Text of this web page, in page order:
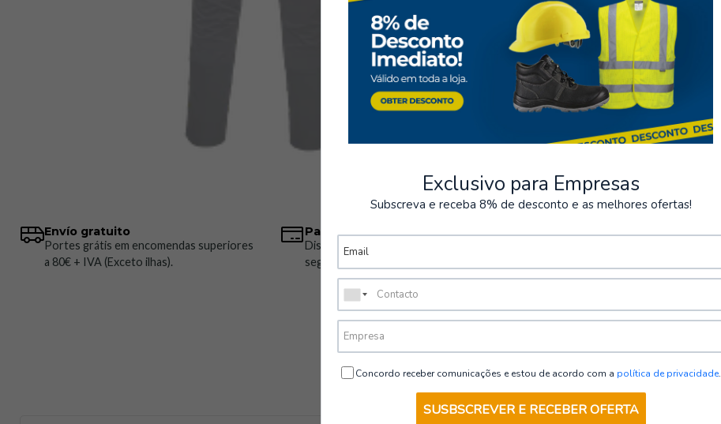
Envío gratuito
Portes grátis em encomendas superiores
a 80€ + IVA (Exceto ilhas).
Pagos seguros
Disponemos de varios métodos de pago
seguros.
Almacenamiento
Pantalones
Exclusivo para Empresas
Subscreva e receba 8% de desconto e as melhores ofertas!
Concordo receber comunicações e estou de acordo com a política de privacidade.
SUSBSCREVER E RECEBER OFERTA